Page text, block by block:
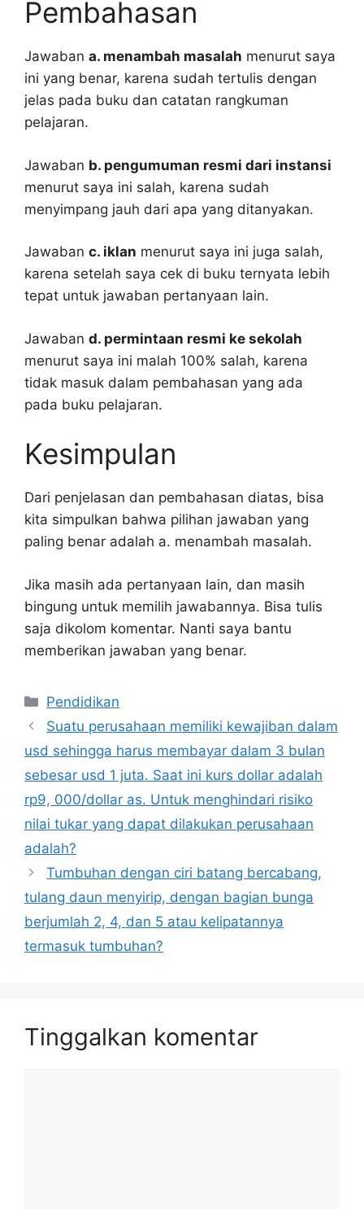
Pembahasan
Jawaban a. menambah masalah menurut saya
ini yang benar, karena sudah tertulis dengan
jelas pada buku dan catatan rangkuman
pelajaran.
Jawaban b. pengumuman resmi dari instansi
menurut saya ini salah, karena sudah
menyimpang jauh dari apa yang ditanyakan.
Jawaban c. iklan menurut saya ini juga salah,
karena setelah saya cek di buku ternyata lebih
tepat untuk jawaban pertanyaan lain.
Jawaban d. permintaan resmi ke sekolah
menurut saya ini malah 100% salah, karena
tidak masuk dalam pembahasan yang ada
pada buku pelajaran.
Kesimpulan
Dari penjelasan dan pembahasan diatas, bisa
kita simpulkan bahwa pilihan jawaban yang
paling benar adalah a. menambah masalah.
Jika masih ada pertanyaan lain, dan masih
bingung untuk memilih jawabannya. Bisa tulis
saja dikolom komentar. Nanti saya bantu
memberikan jawaban yang benar.
Kategori
Pendidikan
Suatu perusahaan memiliki kewajiban dalam
usd sehingga harus membayar dalam 3 bulan
sebesar usd 1 juta. Saat ini kurs dollar adalah
rp9, 000/dollar as. Untuk menghindari risiko
nilai tukar yang dapat dilakukan perusahaan
adalah?
Tumbuhan dengan ciri batang bercabang,
tulang daun menyirip, dengan bagian bunga
berjumlah 2, 4, dan 5 atau kelipatannya
termasuk tumbuhan?
Tinggalkan komentar